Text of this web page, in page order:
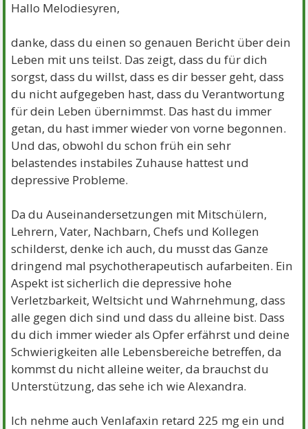
Hallo Melodiesyren,
danke, dass du einen so genauen Bericht über dein
Leben mit uns teilst. Das zeigt, dass du für dich
sorgst, dass du willst, dass es dir besser geht, dass
du nicht aufgegeben hast, dass du Verantwortung
für dein Leben übernimmst. Das hast du immer
getan, du hast immer wieder von vorne begonnen.
Und das, obwohl du schon früh ein sehr
belastendes instabiles Zuhause hattest und
depressive Probleme.
Da du Auseinandersetzungen mit Mitschülern,
Lehrern, Vater, Nachbarn, Chefs und Kollegen
schilderst, denke ich auch, du musst das Ganze
dringend mal psychotherapeutisch aufarbeiten. Ein
Aspekt ist sicherlich die depressive hohe
Verletzbarkeit, Weltsicht und Wahrnehmung, dass
alle gegen dich sind und dass du alleine bist. Dass
du dich immer wieder als Opfer erfährst und deine
Schwierigkeiten alle Lebensbereiche betreffen, da
kommst du nicht alleine weiter, da brauchst du
Unterstützung, das sehe ich wie Alexandra.
Ich nehme auch Venlafaxin retard 225 mg ein und